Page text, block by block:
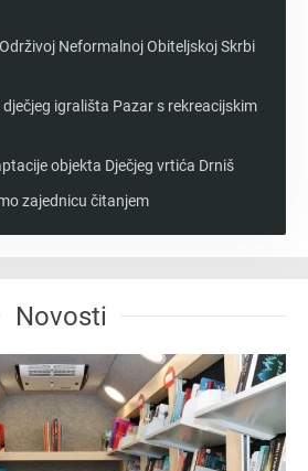
Neformalnoj Obiteljskoj Skrbi
dječjeg igrališta Pazar s rekreacijskim
objekta Dječjeg vrtića Drniš
zajednicu čitanjem
Novosti